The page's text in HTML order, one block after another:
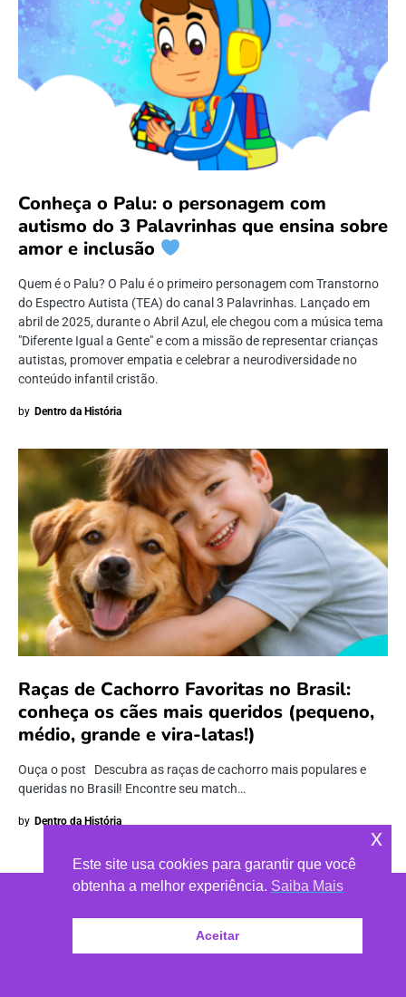
Conheça o Palu: o personagem com
autismo do 3 Palavrinhas que ensina sobre
amor e inclusão
Quem é o Palu? O Palu é o primeiro personagem com Transtorno
do Espectro Autista (TEA) do canal 3 Palavrinhas. Lançado em
abril de 2025, durante o Abril Azul, ele chegou com a música tema
"Diferente Igual a Gente" e com a missão de representar crianças
autistas, promover empatia e celebrar a neurodiversidade no
conteúdo infantil cristão.
by Dentro da História
Raças de Cachorro Favoritas no Brasil:
conheça os cães mais queridos (pequeno,
médio, grande e vira-latas!)
Ouça o post Descubra as raças de cachorro mais populares e
queridas no Brasil! Encontre seu match…
by Dentro da História
Este site usa cookies para garantir que você
obtenha a melhor experiência. Saiba Mais
Aceitar
x